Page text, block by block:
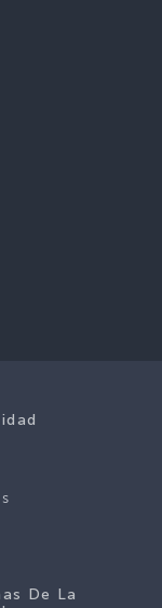
De La